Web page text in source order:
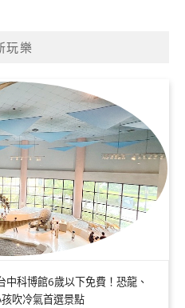
玩樂
中科博館6歲以下免費！恐龍、
吹冷氣首選景點